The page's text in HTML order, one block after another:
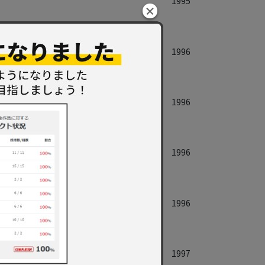
1996
1996
1996
1996
1997